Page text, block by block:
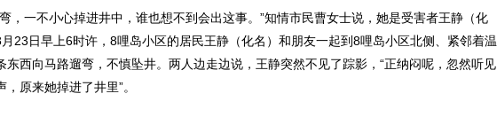
一不小心掉进井中，谁也想不到会出这事。”知情市民曹女士说，她是受害者王静（化
23日早上6时许，8哩岛小区的居民王静（化名）和朋友一起到8哩岛小区北侧、紧邻着温
东西向马路遛弯，不慎坠井。两人边走边说，王静突然不见了踪影，“正纳闷呢，忽然听见
原来她掉进了井里”。